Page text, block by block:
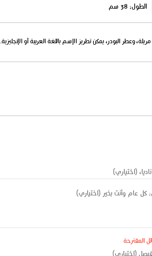
الطول: 38 سم
وعطر البودر، يمكن تطريز الإسم باللغة العربية أو الإنجليزية.
المقترحة